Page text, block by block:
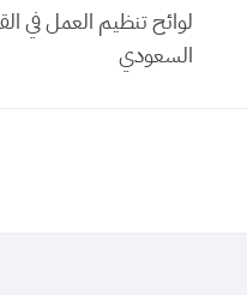
لوائح تنظيم العمل في
السعودي